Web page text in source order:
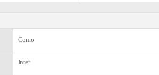
Como
Inter